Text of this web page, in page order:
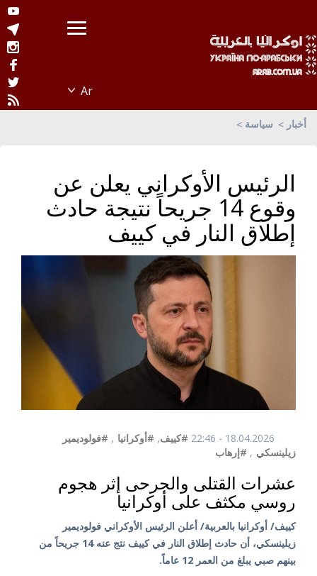
أخبار سياسة
الرئيس الأوكراني يعلن عن
وقوع 14 جريحاً نتيجة حادث
إطلاق النار في كييف
18.04.2026 - 22:46 #كييف, #أوكرانيا , #فولوديمير
زيلينسكي , #إرهاب
عشرات القتلى والجرحى إثر هجوم
روسي مكثف على أوكرانيا
كييف/ أوكرانيا بالعربية/ أعلن الرئيس الأوكراني فولوديمير
زيلينسكي، أن حادث إطلاق النار في كييف نتج عنه 14 جريحاً من
بينهم صبي يبلغ من العمر 12 عاماً.